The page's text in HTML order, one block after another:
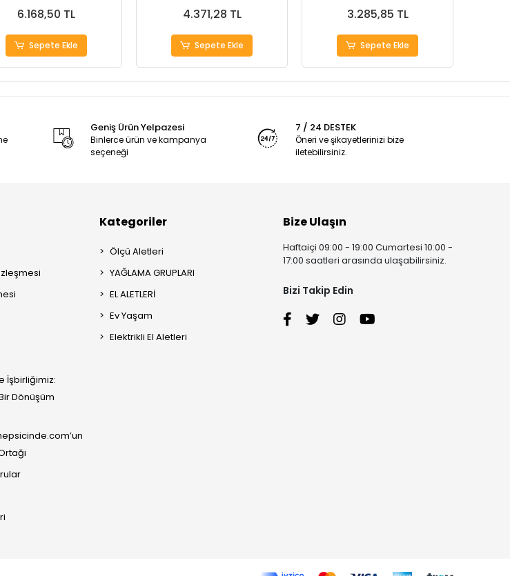
6.168,50 TL
Sepete Ekle
4.371,28 TL
Sepete Ekle
3.285,85 TL
Sepete Ekle
Geniş Ürün Yelpazesi
Binlerce ürün ve kampanya
seçeneği
7 / 24 DESTEK
Öneri ve şikayetlerinizi bize
iletebilirsiniz.
İşbirliğimiz:
Dönüşüm
Kategoriler
Ölçü Aletleri
YAĞLAMA GRUPLARI
EL ALETLERİ
Ev Yaşam
Elektrikli El Aletleri
Bize Ulaşın
Haftaiçi 09:00 - 19:00 Cumartesi 10:00 -
17:00 saatleri arasında ulaşabilirsiniz.
Bizi Takip Edin